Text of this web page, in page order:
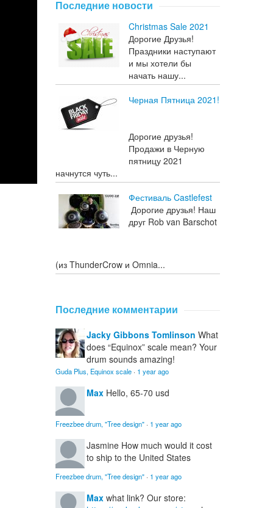
Последние новости
Christmas Sale 2021
Дорогие Друзья!
Праздники наступают
и мы хотели бы
начать нашу...
Черная Пятница 2021!
Дорогие друзья!
Продажи в Черную
пятницу 2021
начнутся чуть...
Фестиваль Castlefest
Дорогие друзья! Наш
друг Rob van Barschot
(из ThunderCrow и Omnia...
Последние комментарии
Jacky Gibbons Tomlinson What
does “Equinox” scale mean? Your
drum sounds amazing!
Guda Plus, Equinox scale · 1 year ago
Max Hello, 65-70 usd
Freezbee drum, "Tree design" · 1 year ago
Jasmine How much would it cost
to ship to the United States
Freezbee drum, "Tree design" · 1 year ago
Max what link? Our store: